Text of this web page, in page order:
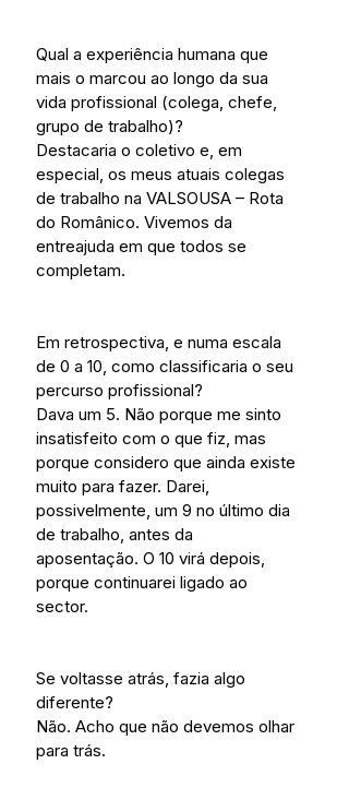
Qual a experiência humana que
mais o marcou ao longo da sua
vida profissional (colega, chefe,
grupo de trabalho)?
Destacaria o coletivo e, em
especial, os meus atuais colegas
de trabalho na VALSOUSA – Rota
do Românico. Vivemos da
entreajuda em que todos se
completam.
Em retrospectiva, e numa escala
de 0 a 10, como classificaria o seu
percurso profissional?
Dava um 5. Não porque me sinto
insatisfeito com o que fiz, mas
porque considero que ainda existe
muito para fazer. Darei,
possivelmente, um 9 no último dia
de trabalho, antes da
aposentação. O 10 virá depois,
porque continuarei ligado ao
sector.
Se voltasse atrás, fazia algo
diferente?
Não. Acho que não devemos olhar
para trás.